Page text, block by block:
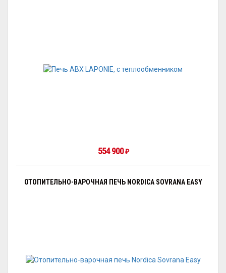
554 900₽
ОТОПИТЕЛЬНО-ВАРОЧНАЯ ПЕЧЬ NORDICA SOVRANA EASY